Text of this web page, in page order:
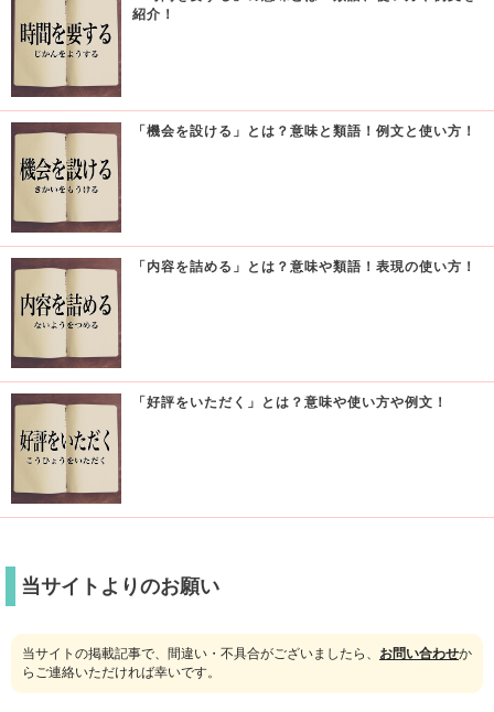
紹介！
「機会を設ける」とは？意味と類語！例文と使い方！
「内容を詰める」とは？意味や類語！表現の使い方！
「好評をいただく」とは？意味や使い方や例文！
当サイトよりのお願い
当サイトの掲載記事で、間違い・不具合がございましたら、 お問い合わせか
らご連絡いただければ幸いです。